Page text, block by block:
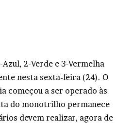
2-Verde e 3-Vermelha
nesta sexta-feira (24). O
começou a ser operado às
do monotrilho permanece
devem realizar, agora de